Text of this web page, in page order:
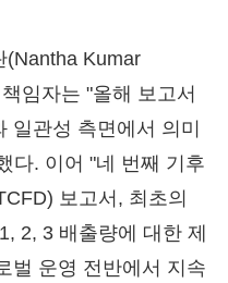
(Nantha Kumar
임자는 "올해 보고서
일관성 측면에서 의미
다. 이어 "네 번째 기후
보고서, 최초의
2, 3 배출량에 대한 제
벌 운영 전반에서 지속